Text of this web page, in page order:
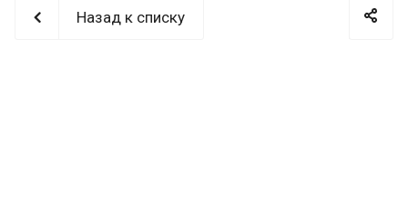
Назад к списку